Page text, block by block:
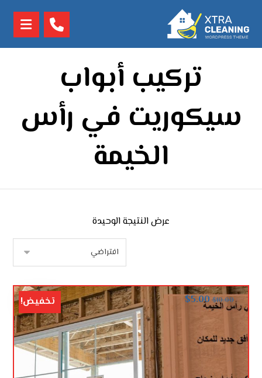
تركيب أبواب
سيكوريت في رأس
الخيمة
عرض النتيجة الوحيدة
$10.00
$5.00 تخفيض!